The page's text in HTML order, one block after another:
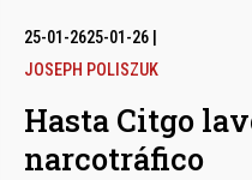
25-01-2625-01-26
JOSEPH POLISZUK
Hasta Citgo
narcotráfico